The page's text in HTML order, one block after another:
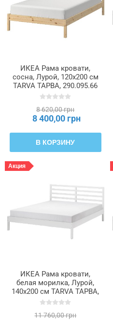
ИКЕА Рама кровати,
сосна, Лурой, 120x200 см
TARVA ТАРВА, 290.095.66
8 620,00 грн
8 400,00 грн
В КОРЗИНУ
Акция
ИКЕА Рама кровати,
белая морилка, Лурой,
140x200 см TARVA ТАРВА,
595.539.37
11 760,00 грн